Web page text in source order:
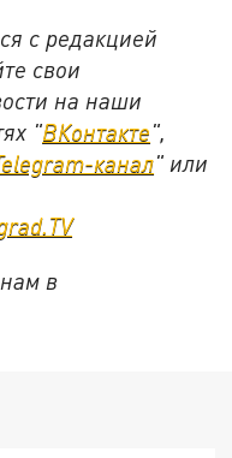
с редакцией
свои
на наши
"ВКонтакте",
канал" или
в